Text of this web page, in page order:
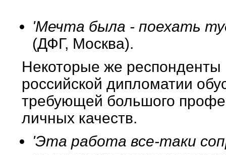
'Мечта была - поехать
(ДФГ, Москва).
Некоторые же респонденты
российской дипломатии
требующей большого
личных качеств.
'Эта работа все-таки